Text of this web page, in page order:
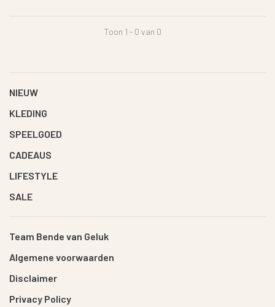
Toon 1 - 0 van 0
NIEUW
KLEDING
SPEELGOED
CADEAUS
LIFESTYLE
SALE
Team Bende van Geluk
Algemene voorwaarden
Disclaimer
Privacy Policy